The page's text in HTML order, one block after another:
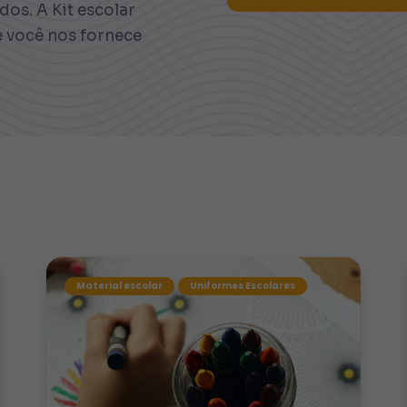
A Kit escolar
nos fornece
Material escolar Uniformes Escolares